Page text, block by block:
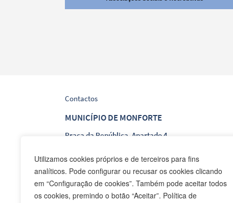
Utilizamos cookies próprios e de terceiros para fins
analíticos. Pode configurar ou recusar os cookies clicando
em “Configuração de cookies”. Também pode aceitar todos
os cookies, premindo o botão “Aceitar”. Política de
Contactos
MUNICÍPIO DE MONFORTE
Praça da República, Apartado 4
T.245 578 060 (Chamada para a Rede Fixa Nacional)
F.
245 578 069 (Chamada para a Rede Fixa Nacional)